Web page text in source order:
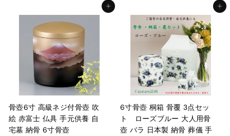
,
4
5
0
,
4
0
カートに入れる
骨壺6寸 高級ネジ付骨壺 吹
絵 赤富士 仏具 手元供養 自
宅墓 納骨 6寸骨壺
カートに入れる
6寸骨壺 桐箱 骨覆 3点セッ
ト ローズブルー 大人用骨
壺 バラ 日本製 納骨 葬儀 手